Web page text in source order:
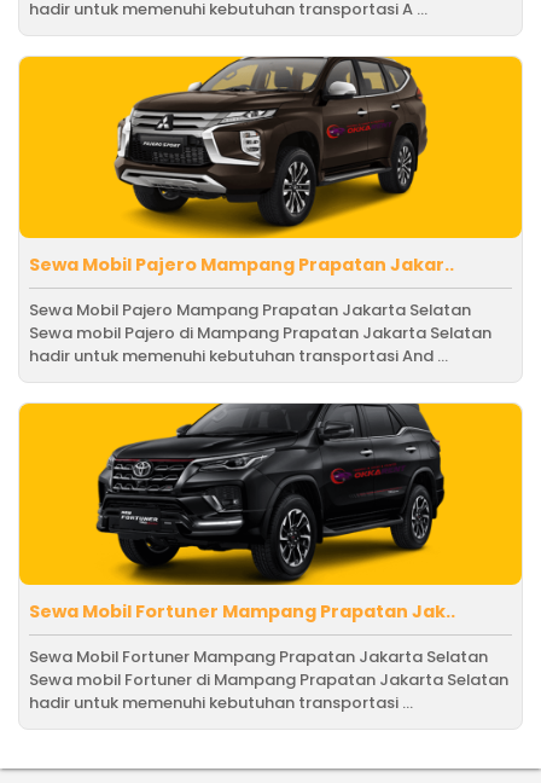
hadir untuk memenuhi kebutuhan transportasi A ...
Sewa Mobil Pajero Mampang Prapatan Jakar..
Sewa Mobil Pajero Mampang Prapatan Jakarta Selatan
Sewa mobil Pajero di Mampang Prapatan Jakarta Selatan
hadir untuk memenuhi kebutuhan transportasi And ...
Sewa Mobil Fortuner Mampang Prapatan Jak..
Sewa Mobil Fortuner Mampang Prapatan Jakarta Selatan
Sewa mobil Fortuner di Mampang Prapatan Jakarta Selatan
hadir untuk memenuhi kebutuhan transportasi ...